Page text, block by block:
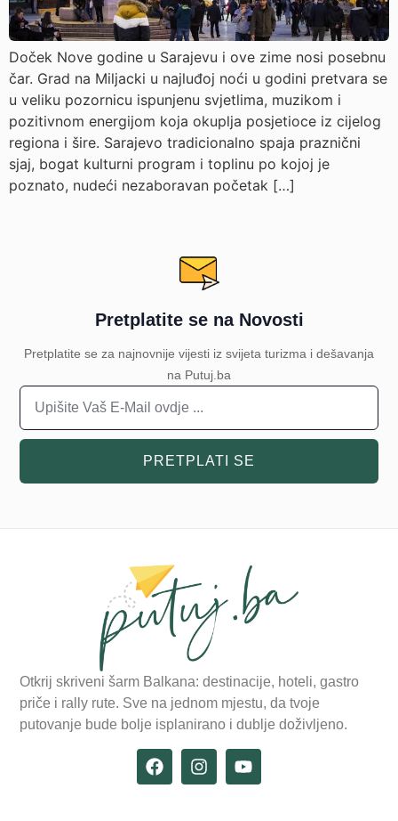
Doček Nove godine u Sarajevu i ove zime nosi posebnu
čar. Grad na Miljacki u najluđoj noći u godini pretvara se
u veliku pozornicu ispunjenu svjetlima, muzikom i
pozitivnom energijom koja okuplja posjetioce iz cijelog
regiona i šire. Sarajevo tradicionalno spaja praznični
sjaj, bogat kulturni program i toplinu po kojoj je
poznato, nudeći nezaboravan početak […]
Pretplatite se na Novosti
Pretplatite se za najnovnije vijesti iz svijeta turizma i dešavanja
na Putuj.ba
PRETPLATI SE
Otkrij skriveni šarm Balkana: destinacije, hoteli, gastro
priče i rally rute. Sve na jednom mjestu, da tvoje
putovanje bude bolje isplanirano i dublje doživljeno.